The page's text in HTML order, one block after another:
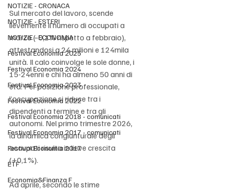
NOTIZIE - CRONACA
NOTIZIE - ESTERI
NOTIZIE - ECONOMIA
Festival Economia 2025
Festival Economia 2024
Festival Economia 2023
Festival Economia 2022
Festival Economia 2018 - comunicati
Festival Economia 2017 - comunicati
Festival Economia 2017
ETF
Economia&Finanza F
Sul mercato del lavoro, scende
lievemente il numero di occupati a
marzo (-0,1% rispetto a febbraio),
attestandosi a 24 milioni e 124mila
unità. Il calo coinvolge le sole donne, i
15-24enni e chi ha almeno 50 anni di
età. Per posizione professionale,
l’occupazione si riduce tra i
dipendenti a termine e tra gli
autonomi. Nel primo trimestre 2026,
la dinamica congiunturale degli
occupati risulta in lieve crescita
(+0,1%).
Ad aprile, secondo le stime